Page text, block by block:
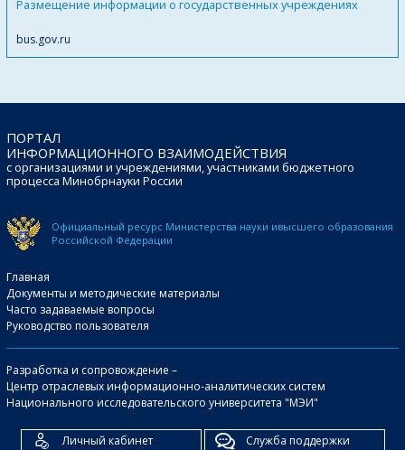
Размещение информации о государственных учреждениях
bus.gov.ru
ПОРТАЛ
ИНФОРМАЦИОННОГО ВЗАИМОДЕЙСТВИЯ
с организациями и учреждениями, участниками бюджетного
процесса Минобрнауки России
Официальный ресурс Министерства науки ивысшего образования
Российской Федерации
Главная
Документы и методические материалы
Часто задаваемые вопросы
Руководство пользователя
Разработка и сопровождение –
Центр отраслевых информационно-аналитических систем
Национального исследовательского университета "МЭИ"
Личный кабинет Служба поддержки